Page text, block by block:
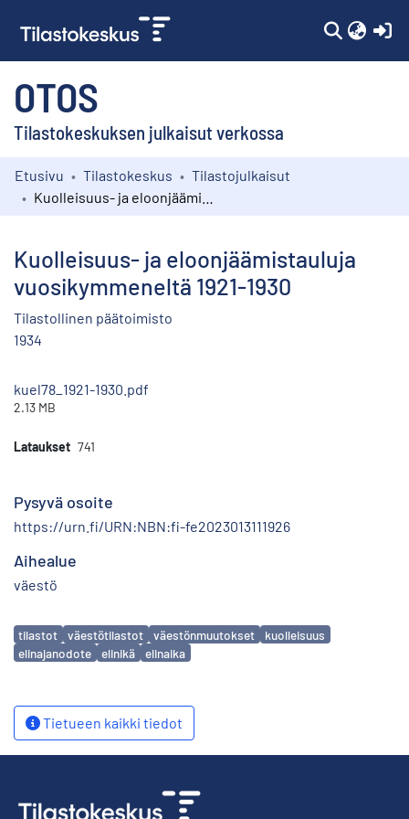
OTOS
Tilastokeskuksen julkaisut verkossa
Kokoelmat
Etusivu Tilastokeskus
Tilastojulkaisut
Kuolleisuus- ja eloonjäämistauluja
vuosikymmeneltä 1921-1930
Tilastollinen päätoimisto
1934
kuel78_1921-1930.pdf
2.13 MB
Lataukset 741
Pysyvä osoite
https://urn.fi/URN:NBN:fi-fe2023013111926
Aihealue
väestö
Avainsanat
tilastot väestötilastot väestönmuutokset
kuolleisuus
elinajanodote
elinikä elinaika
Tietueen kaikki tiedot